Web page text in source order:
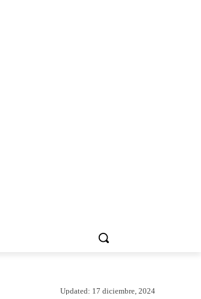
Updated: 17 diciembre, 2024